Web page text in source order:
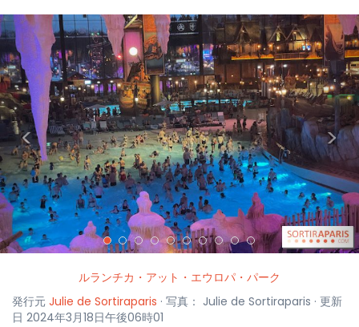
< >
ルランチカ・アット・エウロパ・パーク
発行元 Julie de Sortiraparis · 写真： Julie de Sortiraparis · 更新
日 2024年3月18日午後06時01